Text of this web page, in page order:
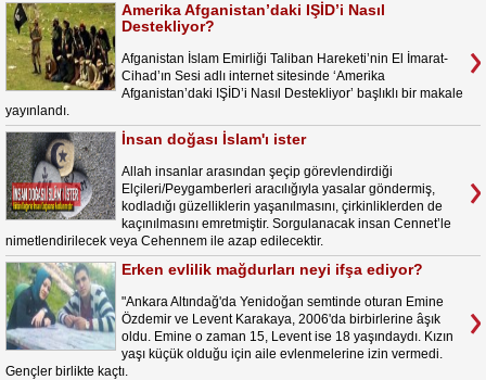
Amerika Afganistan’daki IŞİD’i Nasıl
Destekliyor?
Afganistan İslam Emirliği Taliban Hareketi’nin El İmarat-
Cihad’ın Sesi adlı internet sitesinde ‘Amerika
Afganistan’daki IŞİD’i Nasıl Destekliyor’ başlıklı bir makale
yayınlandı.
İnsan doğası İslam'ı ister
Allah insanlar arasından şeçip görevlendirdiği
Elçileri/Peygamberleri aracılığıyla yasalar göndermiş,
kodladığı güzelliklerin yaşanılmasını, çirkinliklerden de
kaçınılmasını emretmiştir. Sorgulanacak insan Cennet’le
nimetlendirilecek veya Cehennem ile azap edilecektir.
Erken evlilik mağdurları neyi ifşa ediyor?
"Ankara Altındağ'da Yenidoğan semtinde oturan Emine
Özdemir ve Levent Karakaya, 2006'da birbirlerine âşık
oldu. Emine o zaman 15, Levent ise 18 yaşındaydı. Kızın
yaşı küçük olduğu için aile evlenmelerine izin vermedi.
Gençler birlikte kaçtı.